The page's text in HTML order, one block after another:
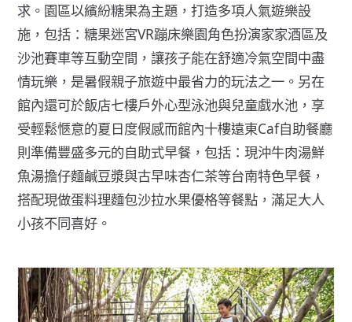
求。園區以繽紛糖果為主題，打造多項人氣遊樂設
施，包括：糖果迷宮VR蹦床樂園角色扮演家家酒區及
沙池賽車等互動空間，讓孩子能在舒適冷氣空間中盡
情玩樂，是暑假親子旅遊中最省力的玩法之一。另在
館內還可於飯店七樓戶外心型泳池與兒童戲水池，享
受輕鬆愜意的夏日度假感而館內十樓遠東Caf自助餐廳
則準備豐盛多元的自助式早餐，包括：現沖牛肉湯鮮
魚湯擔仔麵鹹豆漿與古早味杏仁茶等台南特色早餐，
搭配現做蛋料理麵包沙拉水果優格等餐點，滿足大人
小孩不同喜好。